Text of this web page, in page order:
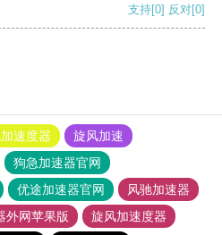
支持[0] 反对[0]
速度器
旋风加速
狗急加速器官网
优途加速器官网
风驰加速器
外网苹果版
旋风加速度器